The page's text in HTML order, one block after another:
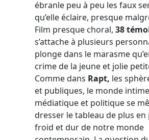
ébranle peu à peu les faux
qu’elle éclaire, presque
Film presque choral, 38
s’attache à plusieurs
plonge dans le marasme
crime de la jeune et jolie
Comme dans Rapt, les
et publiques, le monde
médiatique et politique se
dresser le tableau de plus en
froid et dur de notre monde